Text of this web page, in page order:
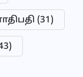
(31)